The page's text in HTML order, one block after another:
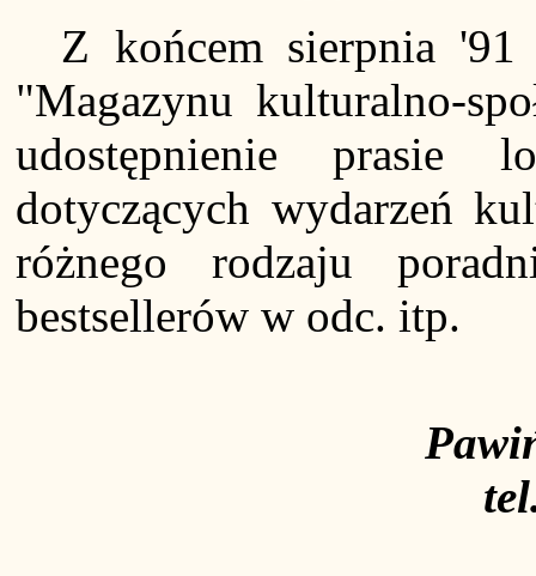
Z końcem sierpnia '91
"Magazynu kulturalno-
udostępnienie prasie
dotyczących wydarzeń
różnego rodzaju
bestsellerów w odc. itp.